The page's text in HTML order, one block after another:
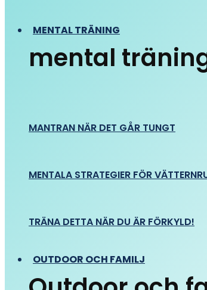
MENTAL TRÄNING
mental
MANTRAN NÄR DET GÅR TUNGT
MENTALA STRATEGIER FÖR
TRÄNA DETTA NÄR DU ÄR FÖRKYLD!
OUTDOOR OCH FAMILJ